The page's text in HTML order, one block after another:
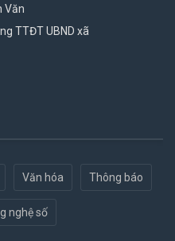
Văn
TTĐT UBND xã
Văn hóa Thông báo
nghệ số